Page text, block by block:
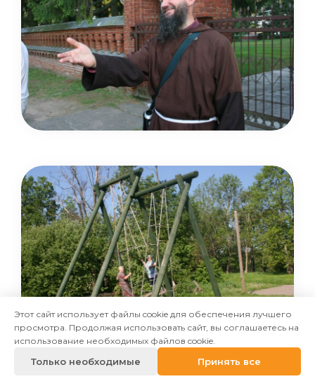
Этот сайт использует файлы cookie для обеспечения лучшего
просмотра. Продолжая использовать сайт, вы соглашаетесь на
использование необходимых файлов cookie.
Только необходимые Принять все